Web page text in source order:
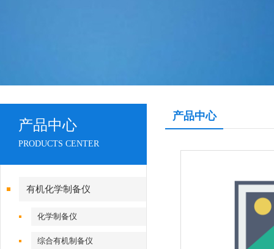
产品中心
PRODUCTS CENTER
有机化学制备仪
化学制备仪
综合有机制备仪
产品中心